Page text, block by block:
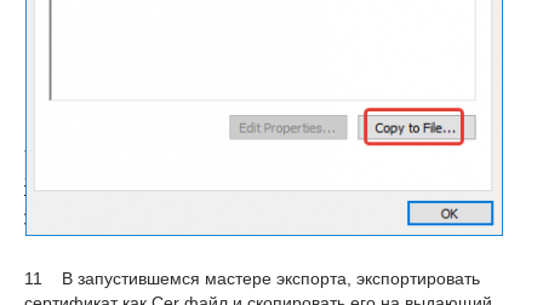
11 В запустившемся мастере экспорта, экспортировать